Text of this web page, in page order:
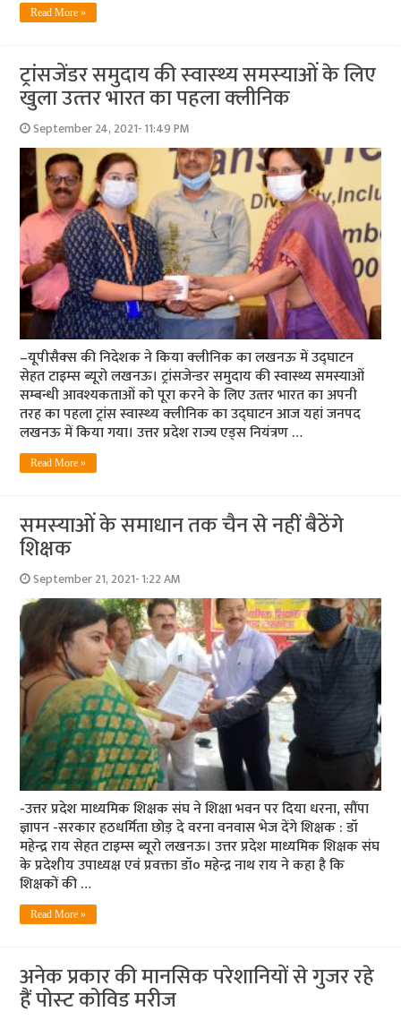
Read More »
ट्रांसजेंडर समुदाय की स्‍वास्‍थ्‍य समस्‍याओं के लिए
खुला उत्‍तर भारत का पहला क्‍लीनिक
September 24, 2021- 11:49 PM
–यूपीसैक्‍स की निदेशक ने किया क्‍लीनिक का लखनऊ में उद्घाटन
सेहत टाइम्‍स ब्‍यूरो लखनऊ। ट्रांसजेन्डर समुदाय की स्वास्थ्य समस्याओं
सम्बन्धी आवश्यकताओं को पूरा करने के लिए उत्‍तर भारत का अपनी
तरह का पहला ट्रांस स्‍वास्‍थ्‍य क्‍लीनिक का उद्घाटन आज यहां जनपद
लखनऊ में किया गया। उत्तर प्रदेश राज्य एड्स नियंत्रण …
Read More »
समस्‍याओं के समाधान तक चैन से नहीं बैठेंगे
शिक्षक
September 21, 2021- 1:22 AM
-उत्तर प्रदेश माध्यमिक शिक्षक संघ ने शिक्षा भवन पर दिया धरना, सौंपा
ज्ञापन -सरकार हठधर्मिता छोड़ दे वरना वनवास भेज देंगे शिक्षक : डॉ
महेन्‍द्र राय सेहत टाइम्‍स ब्‍यूरो लखनऊ। उत्तर प्रदेश माध्यमिक शिक्षक संघ
के प्रदेशीय उपाध्यक्ष एवं प्रवक्ता डॉ० महेन्द्र नाथ राय ने कहा है कि
शिक्षकों की …
Read More »
अनेक प्रकार की मानसिक परेशानियों से गुजर रहे
हैं पोस्‍ट कोविड मरीज